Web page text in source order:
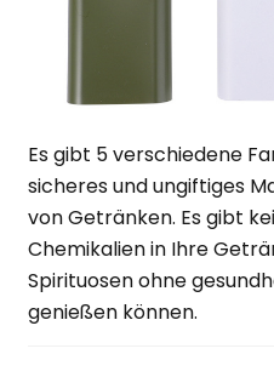
Es gibt 5 verschiedene
sicheres und ungiftiges
von Getränken. Es gibt
Chemikalien in Ihre
Spirituosen ohne
genießen können.